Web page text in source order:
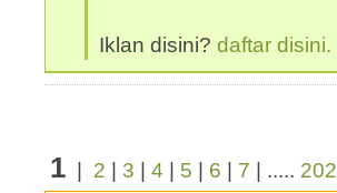
Iklan disini? daftar disini.
1 2 3 4 5 6 7 | ..... 202